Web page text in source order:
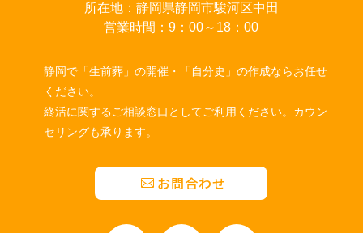
所在地：静岡県静岡市駿河区中田
営業時間：9：00～18：00
静岡で「生前葬」の開催・「自分史」の作成ならお任せ
ください。
終活に関するご相談窓口としてご利用ください。カウン
セリングも承ります。
お問合わせ